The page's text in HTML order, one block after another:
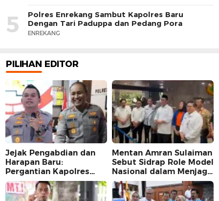
5
Polres Enrekang Sambut Kapolres Baru
Dengan Tari Paduppa dan Pedang Pora
ENREKANG
PILIHAN EDITOR
Jejak Pengabdian dan
Harapan Baru:
Pergantian Kapolres
Sidrap dalam Perspektif
Karier Dua Perwira
Mentan Amran Sulaiman
Sebut Sidrap Role Model
Nasional dalam Menjaga
Stabilitas Harga Telur